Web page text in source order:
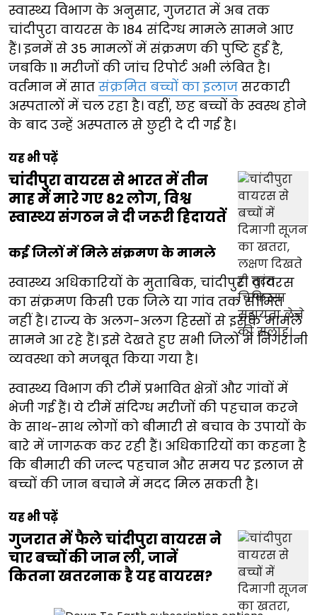
स्वास्थ्य विभाग के अनुसार, गुजरात में अब तक
चांदीपुरा वायरस के 184 संदिग्ध मामले सामने आए
हैं। इनमें से 35 मामलों में संक्रमण की पुष्टि हुई है,
जबकि 11 मरीजों की जांच रिपोर्ट अभी लंबित है।
वर्तमान में सात संक्रमित बच्चों का इलाज सरकारी
अस्पतालों में चल रहा है। वहीं, छह बच्चों के स्वस्थ होने
के बाद उन्हें अस्पताल से छुट्टी दे दी गई है।
यह भी पढ़ें
चांदीपुरा वायरस से भारत में तीन
माह में मारे गए 82 लोग, विश्व
स्वास्थ्य संगठन ने दी जरूरी हिदायतें
कई जिलों में मिले संक्रमण के मामले
स्वास्थ्य अधिकारियों के मुताबिक, चांदीपुरा वायरस
का संक्रमण किसी एक जिले या गांव तक सीमित
नहीं है। राज्य के अलग-अलग हिस्सों से इसके मामले
सामने आ रहे हैं। इसे देखते हुए सभी जिलों में निगरानी
व्यवस्था को मजबूत किया गया है।
स्वास्थ्य विभाग की टीमें प्रभावित क्षेत्रों और गांवों में
भेजी गई हैं। ये टीमें संदिग्ध मरीजों की पहचान करने
के साथ-साथ लोगों को बीमारी से बचाव के उपायों के
बारे में जागरूक कर रही हैं। अधिकारियों का कहना है
कि बीमारी की जल्द पहचान और समय पर इलाज से
बच्चों की जान बचाने में मदद मिल सकती है।
यह भी पढ़ें
गुजरात में फैले चांदीपुरा वायरस ने
चार बच्चों की जान ली, जानें
कितना खतरनाक है यह वायरस?